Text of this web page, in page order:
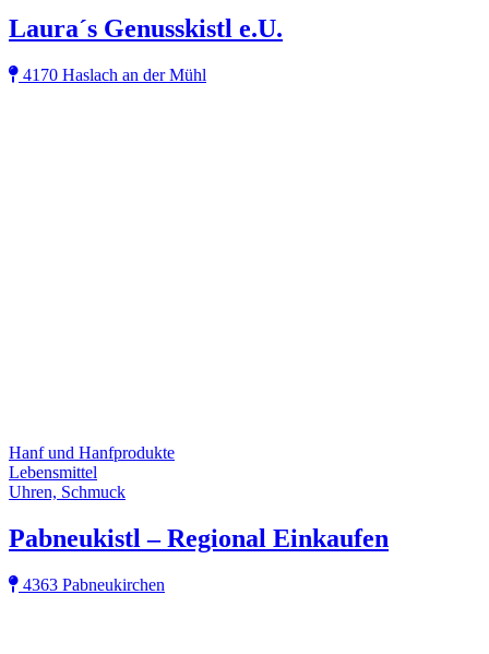
Laura´s Genusskistl e.U.
4170 Haslach an der Mühl
Hanf und Hanfprodukte
Lebensmittel
Uhren, Schmuck
Pabneukistl – Regional Einkaufen
4363 Pabneukirchen